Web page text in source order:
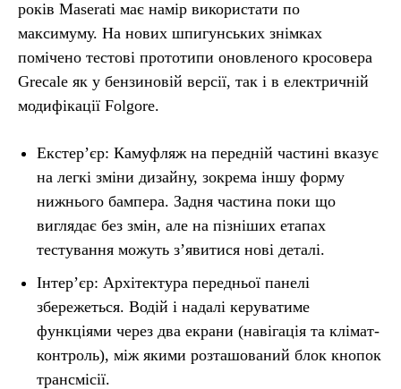
років Maserati має намір використати по
максимуму. На нових шпигунських знімках
помічено тестові прототипи оновленого кросовера
Grecale як у бензиновій версії, так і в електричній
модифікації Folgore.
Екстер’єр: Камуфляж на передній частині вказує
на легкі зміни дизайну, зокрема іншу форму
нижнього бампера. Задня частина поки що
виглядає без змін, але на пізніших етапах
тестування можуть з’явитися нові деталі.
Інтер’єр: Архітектура передньої панелі
збережеться. Водій і надалі керуватиме
функціями через два екрани (навігація та клімат-
контроль), між якими розташований блок кнопок
трансмісії.